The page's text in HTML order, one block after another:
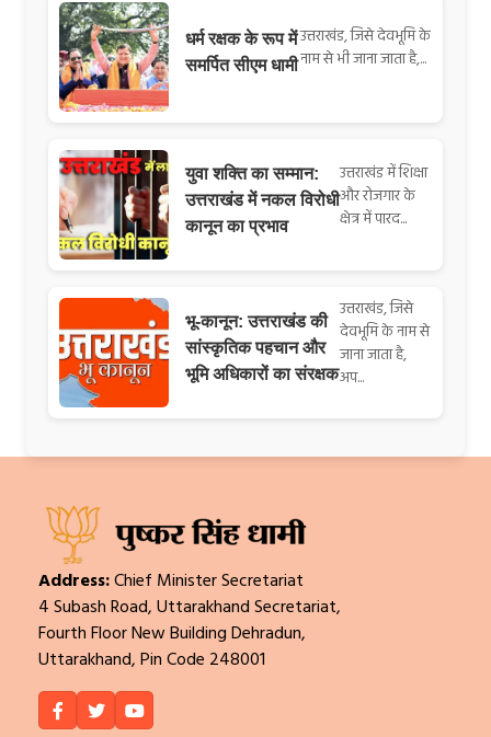
धर्म रक्षक के रूप में
समर्पित सीएम धामी
उत्तराखंड, जिसे देवभूमि के
नाम से भी जाना जाता है,...
युवा शक्ति का सम्मान:
उत्तराखंड में नकल विरोधी
कानून का प्रभाव
उत्तराखंड में शिक्षा
और रोजगार के
क्षेत्र में पारद...
भू-कानून: उत्तराखंड की
सांस्कृतिक पहचान और
भूमि अधिकारों का संरक्षक
उत्तराखंड, जिसे
देवभूमि के नाम से
जाना जाता है,
अप...
Address:Chief Minister Secretariat
4 Subash Road, Uttarakhand Secretariat,
Fourth Floor New Building Dehradun,
Uttarakhand, Pin Code 248001